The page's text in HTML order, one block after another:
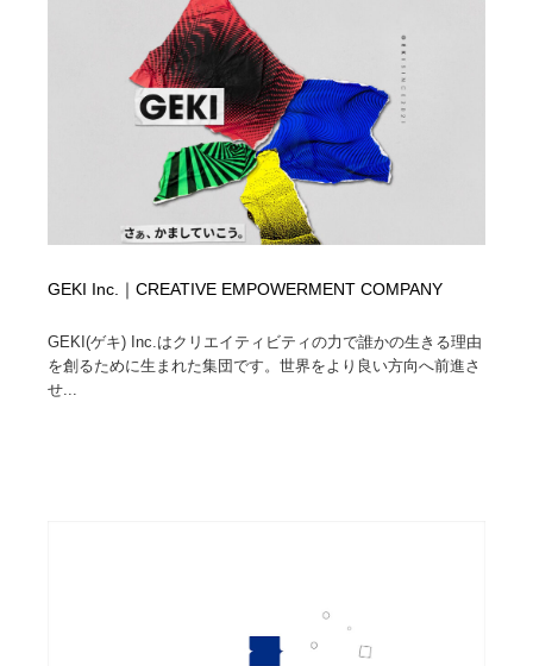
GEKI Inc.｜CREATIVE EMPOWERMENT COMPANY
GEKI(ゲキ) Inc.はクリエイティビティの力で誰かの生きる理由
を創るために生まれた集団です。世界をより良い方向へ前進さ
せ...